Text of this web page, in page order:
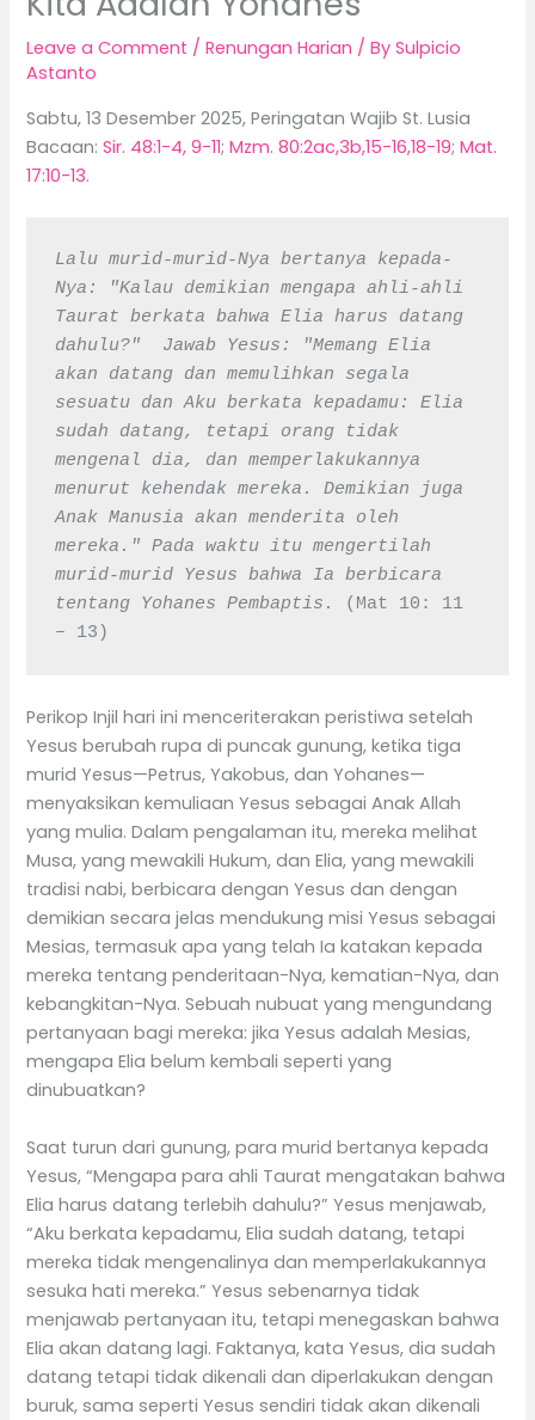
Leave a Comment /Renungan Harian / BySulpicio
Astanto
Sabtu, 13 Desember 2025, Peringatan Wajib St. Lusia
Bacaan:Sir. 48:1-4, 9-11;Mzm. 80:2ac,3b,15-16,18-19;Mat.
17:10-13.
Lalu murid-murid-Nya bertanya kepada-
Nya: "Kalau demikian mengapa ahli-ahli
Taurat berkata bahwa Elia harus datang
dahulu?"  Jawab Yesus: "Memang Elia
akan datang dan memulihkan segala
sesuatu dan Aku berkata kepadamu: Elia
sudah datang, tetapi orang tidak
mengenal dia, dan memperlakukannya
menurut kehendak mereka. Demikian juga
Anak Manusia akan menderita oleh
mereka." Pada waktu itu mengertilah
murid-murid Yesus bahwa Ia berbicara
tentang Yohanes Pembaptis.
(Mat 10: 11
– 13)
Perikop Injil hari ini menceriterakan peristiwa setelah
Yesus berubah rupa di puncak gunung, ketika tiga
murid Yesus—Petrus, Yakobus, dan Yohanes—
menyaksikan kemuliaan Yesus sebagai Anak Allah
yang mulia. Dalam pengalaman itu, mereka melihat
Musa, yang mewakili Hukum, dan Elia, yang mewakili
tradisi nabi, berbicara dengan Yesus dan dengan
demikian secara jelas mendukung misi Yesus sebagai
Mesias, termasuk apa yang telah Ia katakan kepada
mereka tentang penderitaan-Nya, kematian-Nya, dan
kebangkitan-Nya. Sebuah nubuat yang mengundang
pertanyaan bagi mereka: jika Yesus adalah Mesias,
mengapa Elia belum kembali seperti yang
dinubuatkan?
Saat turun dari gunung, para murid bertanya kepada
Yesus, “Mengapa para ahli Taurat mengatakan bahwa
Elia harus datang terlebih dahulu?” Yesus menjawab,
“Aku berkata kepadamu, Elia sudah datang, tetapi
mereka tidak mengenalinya dan memperlakukannya
sesuka hati mereka.” Yesus sebenarnya tidak
menjawab pertanyaan itu, tetapi menegaskan bahwa
Elia akan datang lagi. Faktanya, kata Yesus, dia sudah
datang tetapi tidak dikenali dan diperlakukan dengan
buruk, sama seperti Yesus sendiri tidak akan dikenali